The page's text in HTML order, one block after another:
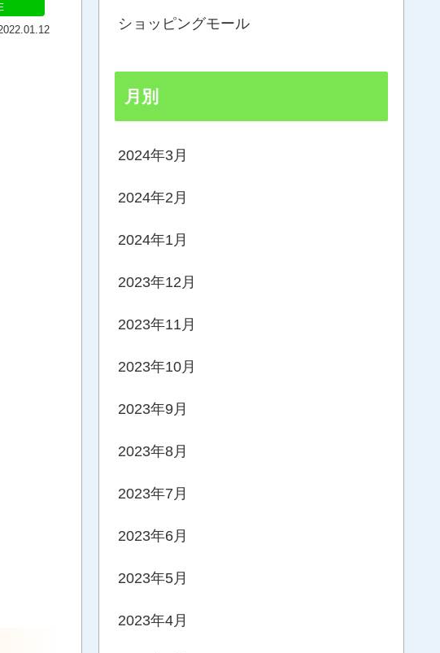
ショッピングモール
月別
2024年3月
2024年2月
2024年1月
2023年12月
2023年11月
2023年10月
2023年9月
2023年8月
2023年7月
2023年6月
2023年5月
2023年4月